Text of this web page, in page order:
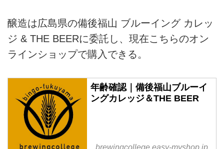
醸造は広島県の備後福山 ブルーイング カレッ
ジ & THE BEERに委託し、現在こちらのオン
ラインショップで購入できる。
年齢確認｜備後福山ブルーイ
ングカレッジ＆THE BEER